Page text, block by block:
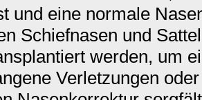
und eine normale
Schiefnasen und
werden, um
Verletzungen